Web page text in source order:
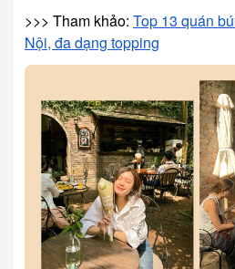
>>> Tham khảo: Top 13 quán
Nội, đa dạng topping